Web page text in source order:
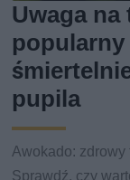
Uwaga na
pupila
Awokado: zdrowy
Sprawdź, czy